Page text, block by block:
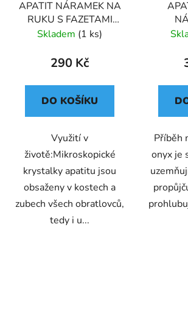
APATIT NÁRAMEK NA
RUKU S FAZETAMI
(UNISEX) 6
Skladem (1 ks)
290 Kč
DO KOŠÍKU
Využití v
životě:Mikroskopické
krystalky apatitu jsou
obsaženy v kostech a
zubech všech obratlovců,
tedy i u...
Příběh
onyx je